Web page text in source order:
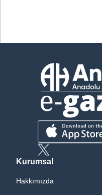
Kurumsal
Hakkımızda